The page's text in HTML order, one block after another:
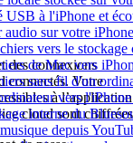
USB à l'iPhone et
sur votre
vers le
de Mac vers
sans fil d'un
vers
interne du
depuis
des connexions
connectés. Votre
à
cloud sont